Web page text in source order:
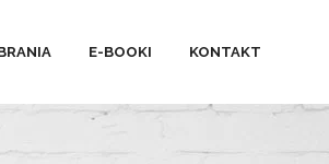
E-BOOKI KONTAKT